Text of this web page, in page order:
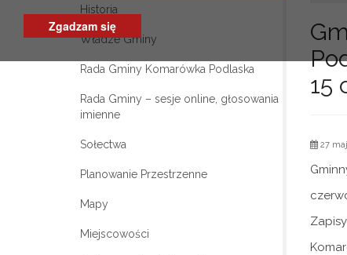
Historia
Władze Gminy
Rada Gminy Komarówka Podlaska
Rada Gminy – sesje online, głosowania
imienne
Sołectwa
Planowanie Przestrzenne
Mapy
Miejscowości
15
27
Zgadzam się